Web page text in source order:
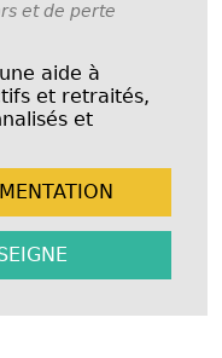
et de perte
aide à
et retraités,
et